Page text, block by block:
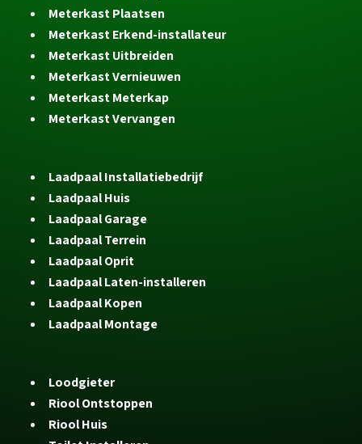
Meterkast Plaatsen
Meterkast Erkend-installateur
Meterkast Uitbreiden
Meterkast Vernieuwen
Meterkast Meterkap
Meterkast Vervangen
Laadpaal Installatiebedrijf
Laadpaal Huis
Laadpaal Garage
Laadpaal Terrein
Laadpaal Oprit
Laadpaal Laten-installeren
Laadpaal Kopen
Laadpaal Montage
Loodgieter
Riool Ontstoppen
Riool Huis